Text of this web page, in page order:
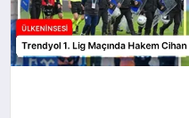
MALATYA HABERLERI